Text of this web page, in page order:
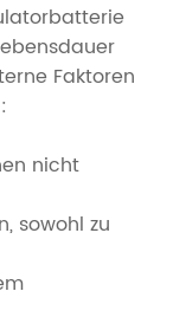
Faktoren
nicht
sowohl zu